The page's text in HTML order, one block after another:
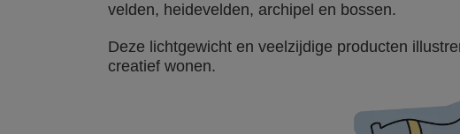
velden, heidevelden, archipel en bossen.
Deze lichtgewicht en veelzijdige producten
creatief wonen.